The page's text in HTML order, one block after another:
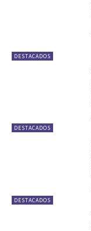
DESTACADOS
DESTACADOS
DESTACADOS